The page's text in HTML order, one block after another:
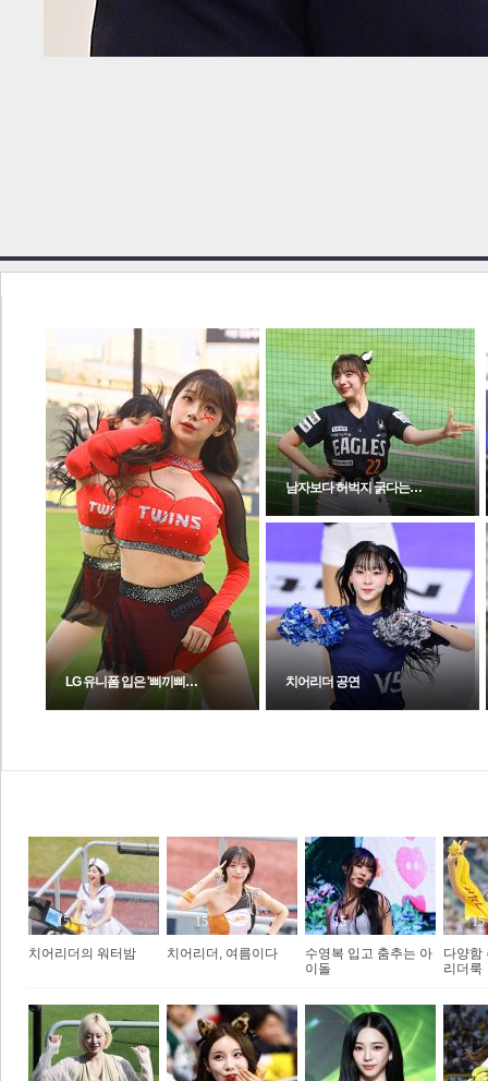
Hot&Cool
LG 유니폼 입은 '삐끼삐…
남자보다 허벅지 굵다는…
치어리더 공연
15
치어리더의 워터밤
15
치어리더, 여름이다
15
수영복 입고 춤추는 아
이돌
15
다양함
리더룩